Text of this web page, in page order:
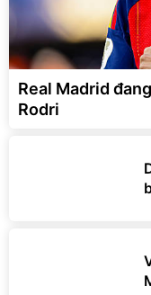
Real Madrid
Rodri